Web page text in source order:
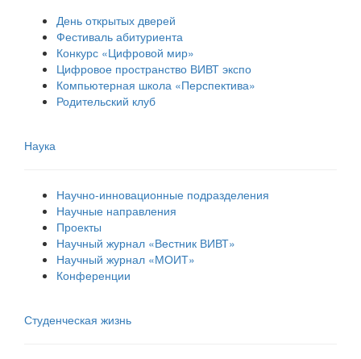
День открытых дверей
Фестиваль абитуриента
Конкурс «Цифровой мир»
Цифровое пространство ВИВТ экспо
Компьютерная школа «Перспектива»
Родительский клуб
Наука
Научно-инновационные подразделения
Научные направления
Проекты
Научный журнал «Вестник ВИВТ»
Научный журнал «МОИТ»
Конференции
Студенческая жизнь